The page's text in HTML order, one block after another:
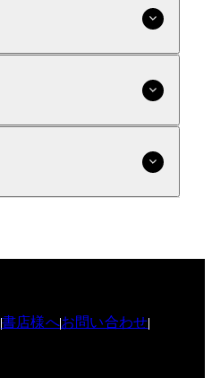
書店様へお問い合わせ